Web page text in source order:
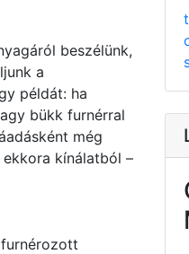
beszélünk,
a
példát: ha
bükk furnérral
még
kínálatból –